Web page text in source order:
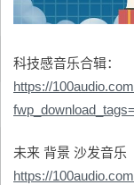
科技感音乐合辑：
https://
未来 背景 沙发音乐
https://